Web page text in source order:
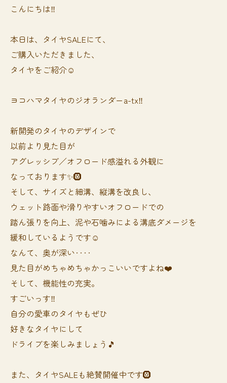
こんにちは‼️
本日は、タイヤSALEにて、
ご購入いただきました、
タイヤをご紹介☺️
ヨコハマタイヤのジオランダーa-tx‼️
新開発のタイヤのデザインで
以前より見た目が
アグレッシブ／オフロード感溢れる外観に
なっております✨🛞
そして、サイズと細溝、縦溝を改良し、
ウェット路面や滑りやすいオフロードでの
踏ん張りを向上、泥や石噛みによる溝底ダメージを
緩和しているようです☺️
なんて、奥が深い‥‥
見た目がめちゃめちゃかっこいいですよね❤️
そして、機能性の充実。
すごいっす‼️
自分の愛車のタイヤもぜひ
好きなタイヤにして
ドライブを楽しみましょう🎵
また、タイヤSALEも絶賛開催中です🛞